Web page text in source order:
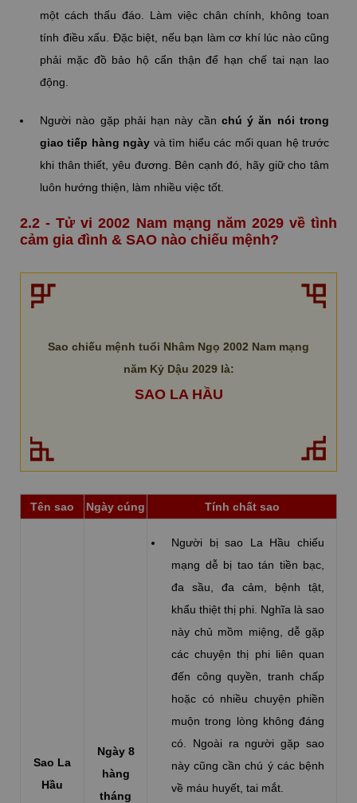
một cách thấu đáo. Làm việc chân chính, không toan
tính điều xấu. Đặc biệt, nếu bạn làm cơ khí lúc nào cũng
phải mặc đồ bảo hộ cẩn thận để hạn chế tai nạn lao
động.
Người nào gặp phải hạn này cần chú ý ăn nói trong
giao tiếp hàng ngày và tìm hiểu các mối quan hệ trước
khi thân thiết, yêu đương. Bên cạnh đó, hãy giữ cho tâm
luôn hướng thiện, làm nhiều việc tốt.
2.2 - Tử vi 2002 Nam mạng năm 2029 về tình
cảm gia đình & SAO nào chiếu mệnh?
Sao chiếu mệnh tuổi Nhâm Ngọ 2002 Nam mạng
năm Kỷ Dậu 2029 là:
SAO LA HẦU
Tên sao Ngày cúng Tính chất sao
Sao La
Hầu
Ngày 8
hàng
tháng
Người bị sao La Hầu chiếu
mạng dễ bị tao tán tiền bạc,
đa sầu, đa cảm, bệnh tật,
khẩu thiệt thị phi. Nghĩa là sao
này chủ mồm miệng, dễ gặp
các chuyện thị phi liên quan
đến công quyền, tranh chấp
hoặc có nhiều chuyện phiền
muộn trong lòng không đáng
có. Ngoài ra người gặp sao
này cũng cần chú ý các bệnh
về máu huyết, tai mắt.